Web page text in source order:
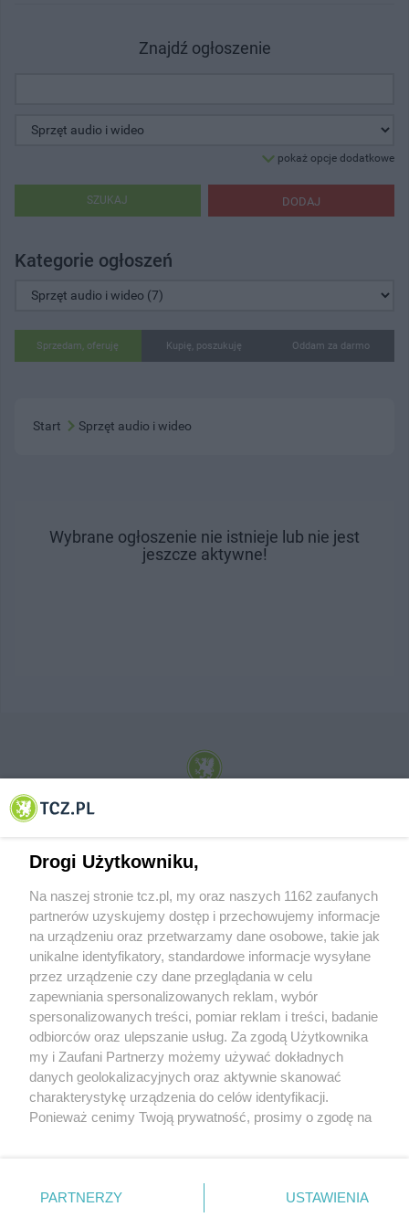
Znajdź ogłoszenie
pokaż opcje dodatkowe
DODAJ
SZUKAJ
Kategorie ogłoszeń
Sprzedam, oferuję Kupię, poszukuję Oddam za darmo
Start Sprzęt audio i wideo
Wybrane ogłoszenie nie istnieje lub nie jest
jeszcze aktywne!
© 2001-2026 Tczew - TCZ.PL Sp. z o.o. Internetowy Serwis Informacyjny Miasta
O FIRMIE POLITYKA PRYWATNOŚCI HOSTING
REKLAMA WSPÓŁPRACA RSS FACEBOOK KONTAKT
Nasze serwisy
Aktualności
Tcz24
Historia miasta
Muzyka i kultura
Archiwum wydarzeń
Zdjęcia miasta
Drogi Użytkowniku,
Na naszej stronie tcz.pl, my oraz naszych 1162 zaufanych
partnerów uzyskujemy dostęp i przechowujemy informacje
na urządzeniu oraz przetwarzamy dane osobowe, takie jak
unikalne identyfikatory, standardowe informacje wysyłane
przez urządzenie czy dane przeglądania w celu
zapewniania spersonalizowanych reklam, wybór
spersonalizowanych treści, pomiar reklam i treści, badanie
odbiorców oraz ulepszanie usług. Za zgodą Użytkownika
my i Zaufani Partnerzy możemy używać dokładnych
danych geolokalizacyjnych oraz aktywnie skanować
charakterystykę urządzenia do celów identyfikacji.
Ponieważ cenimy Twoją prywatność, prosimy o zgodę na
znajdujący się w lewym dolnym rogu strony
. Niektóre
PARTNERZY USTAWIENIA